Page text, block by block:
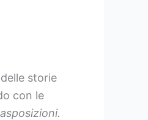
storie
con le